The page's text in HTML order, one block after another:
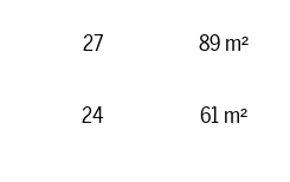
27 89 m²
24 61 m²